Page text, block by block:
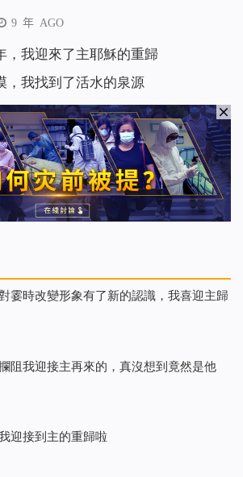
9 年 AGO
，我迎來了主耶穌的重歸
，我找到了活水的泉源
霎時改變形象有了新的認識，我喜迎主歸
阻我迎接主再來的，真沒想到竟然是他
迎接到主的重歸啦